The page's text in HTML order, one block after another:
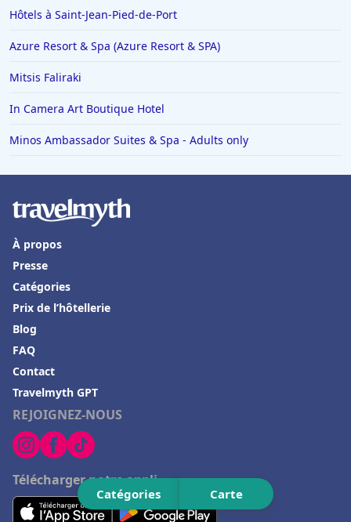
Hôtels à Châtillon-sur-Seine
Hôtels à Brest
Hôtels dans Loctudy
Hôtels à Auron
Hôtels aux Baux-de-Provence
Hôtels à Ramara
Hôtels dans la Drome
Hôtels à Rocamadour
Hôtels à Ramatuelle
Hôtels à Châtenay-Malabry
Hôtels à Grigny
Hôtels à Avallon
Hôtels à Amneville
Hôtels à Maussane les Alpilles
Hôtels à Meschers-sur-Gironde
Catégories Carte
Hôtels à Saint-Jean-Pied-de-Port
Azure Resort & Spa (Azure Resort & SPA)
Mitsis Faliraki
In Camera Art Boutique Hotel
Minos Ambassador Suites & Spa - Adults only
REJOIGNEZ-NOUS
Télécharger notre appli
À propos
Presse
Catégories
Prix de l’hôtellerie
Blog
FAQ
Contact
Travelmyth GPT